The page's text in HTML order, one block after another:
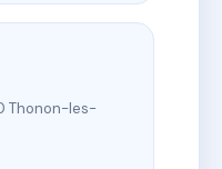
Thonon-les-